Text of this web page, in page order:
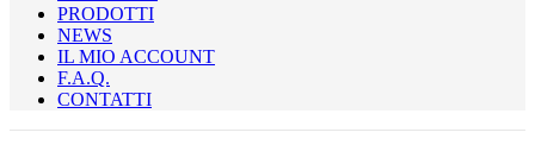
PRODOTTI
NEWS
IL MIO ACCOUNT
F.A.Q.
CONTATTI